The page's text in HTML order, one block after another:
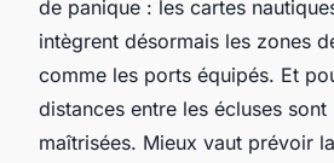
de panique : les cartes
intègrent désormais les zones
comme les ports équipés. Et
distances entre les écluses
maîtrisées. Mieux vaut prévoir